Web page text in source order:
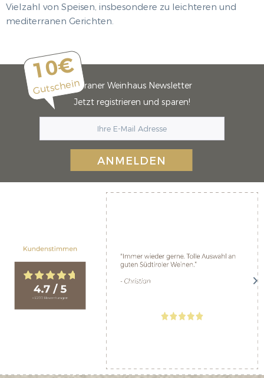
Vielzahl von Speisen, insbesondere zu leichteren und
mediterranen Gerichten.
10€
GutscheinMeraner Weinhaus Newsletter
Jetzt registrieren und sparen!
ANMELDEN